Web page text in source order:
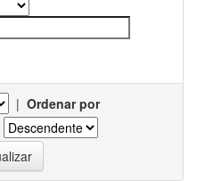
| Ordenar por